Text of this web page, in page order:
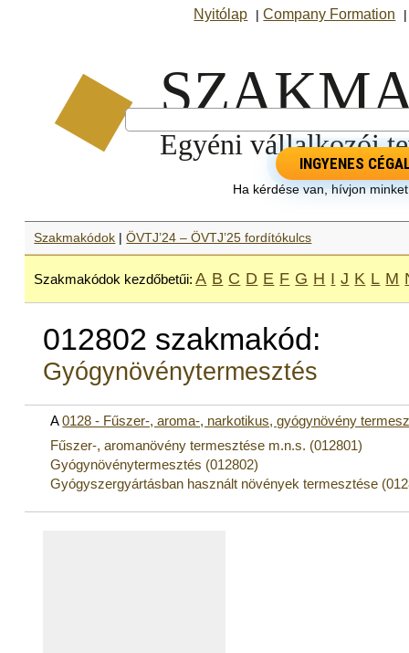
Nyitólap |Company Formation
INGYENES
Ha kérdése van, hívjon
Szakmakódok |ÖVTJ’24 – ÖVTJ’25 fordítókulcs
Szakmakódok kezdőbetűi: A B C D E F G H I J K L M
012802 szakmakód:
Gyógynövénytermesztés
A0128 - Fűszer-, aroma-, narkotikus, gyógynövény
Fűszer-, aromanövény termesztése m.n.s. (012801)
Gyógynövénytermesztés (012802)
Gyógyszergyártásban használt növények termesztése